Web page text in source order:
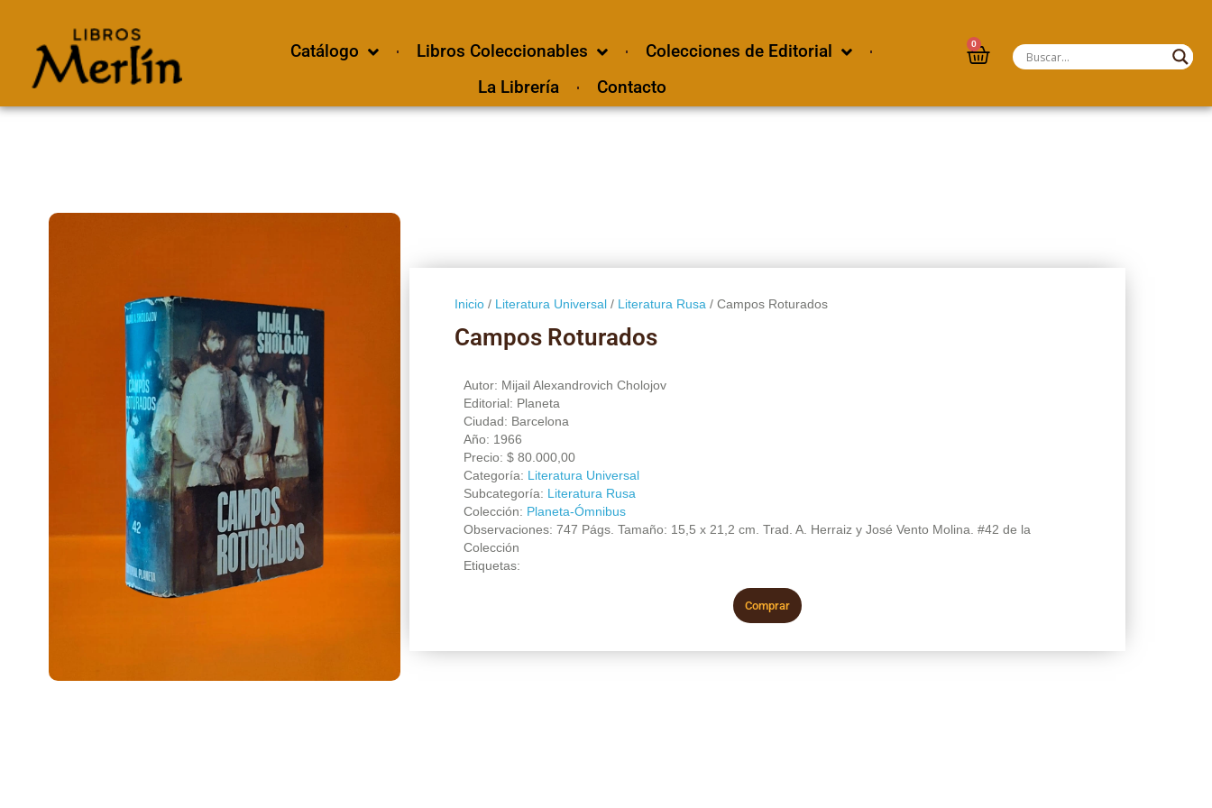
Catálogo Libros Coleccionables
Colecciones de Editorial
La Librería
Contacto
0
Inicio/ Literatura Universal/ Literatura Rusa/ Campos Roturados
Campos Roturados
Autor: Mijail Alexandrovich Cholojov
Editorial: Planeta
Ciudad: Barcelona
Año: 1966
Precio: $80.000,00
Categoría: Literatura Universal
Subcategoría: Literatura Rusa
Colección: Planeta-Ómnibus
Observaciones: 747 Págs. Tamaño: 15,5 x 21,2 cm. Trad. A. Herraiz y José Vento Molina. #42 de la
Colección
Etiquetas:
Comprar